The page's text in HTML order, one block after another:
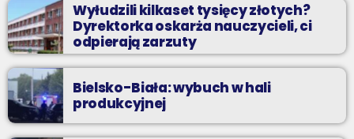
Wyłudzili kilkaset tysięcy złotych?
Dyrektorka oskarża nauczycieli, ci
odpierają zarzuty
Bielsko-Biała: wybuch w hali
produkcyjnej